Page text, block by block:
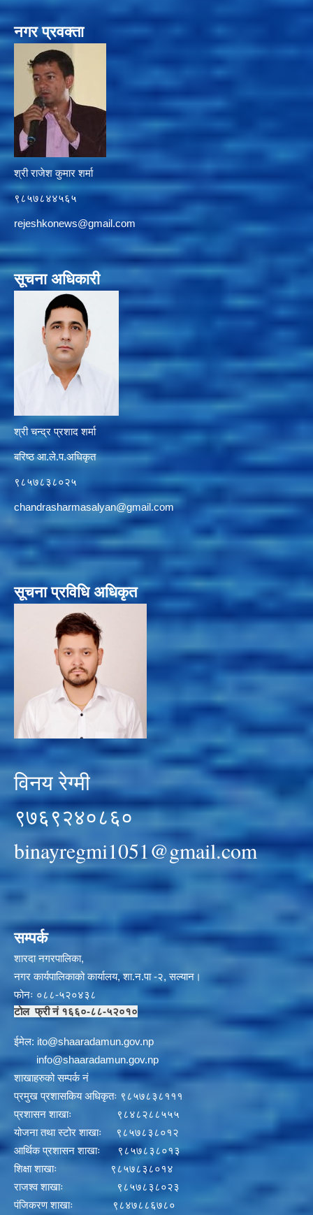
नगर प्रवक्ता
श्री राजेश कुमार शर्मा
९८५७८४४५६५
rejeshkonews@gmail.com
सूचना अधिकारी
श्री चन्द्र प्रशाद शर्मा
बरिष्ठ आ.ले.प.अधिकृत
९८५७८३८०२५
chandrasharmasalyan@gmail.com
सूचना प्रविधि अधिकृत
विनय रेग्मी
९७६९२४०८६०
binayregmi1051@gmail.com
सम्पर्क
शारदा नगरपालिका,
नगर कार्यपालिकाको कार्यालय, शा.न.पा -२, सल्यान।
फोनः ०८८-५२०४३८
टोल फ्री नं १६६०-८८-५२०१०
ईमेल: ito@shaaradamun.gov.np
info@shaaradamun.gov.np
शाखाहरुको सम्पर्क नं
प्रमुख प्रशासकिय अधिकृतः ९८५७८३८१११
प्रशासन शाखाः ९८४८२८८५५५
योजना तथा स्टोर शाखाः ९८५७८३८०१२
आर्थिक प्रशासन शाखाः ९८५७८३८०१३
शिक्षा शाखाः ९८५७८३८०१४
राजश्व शाखाः ९८५७८३८०२३
पंजिकरण शाखाः ९८४७८८६७८०